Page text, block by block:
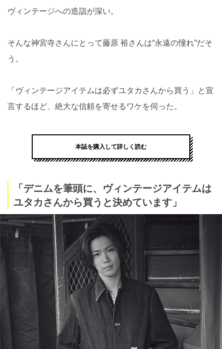
ヴィンテージへの造詣が深い。
そんな神宮寺さんにとって藤原 裕さんは“永遠の憧れ”だそ
う。
「ヴィンテージアイテムは必ずユタカさんから買う」と宣
言するほど、絶大な信頼を寄せるワケを伺った。
本誌を購入して詳しく読む
「デニムを筆頭に、ヴィンテージアイテムは
ユタカさんから買うと決めています」